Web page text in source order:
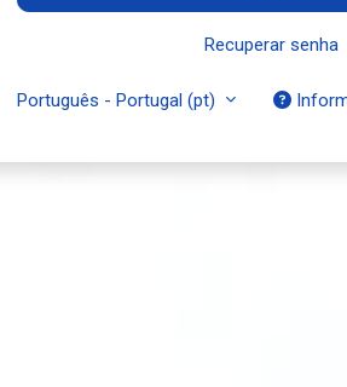
Recuperar senha
Português - Portugal ‎(pt)‎